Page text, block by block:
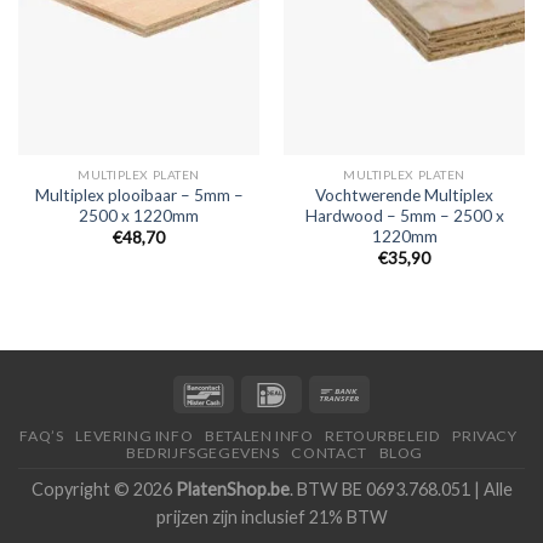
MULTIPLEX PLATEN
Multiplex plooibaar – 5mm –
2500 x 1220mm
€48,70
MULTIPLEX PLATEN
Vochtwerende Multiplex
Hardwood – 5mm – 2500 x
1220mm
€35,90
FAQ’S LEVERING INFO BETALEN INFO RETOURBELEID
PRIVACY
BEDRIJFSGEGEVENS
CONTACT BLOG
Copyright © 2026 PlatenShop.be. BTW BE 0693.768.051 | Alle
prijzen zijn inclusief 21% BTW